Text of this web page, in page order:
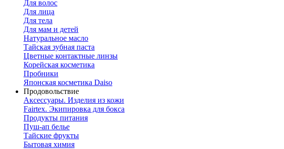
Для волос
Для лица
Для тела
Для мам и детей
Натуральное масло
Тайская зубная паста
Цветные контактные линзы
Корейская косметика
Пробники
Японская косметика Daiso
Продовольствие
Аксессуары. Изделия из кожи
Fairtex. Экипировка для бокса
Продукты питания
Пуш-ап белье
Тайские фрукты
Бытовая химия